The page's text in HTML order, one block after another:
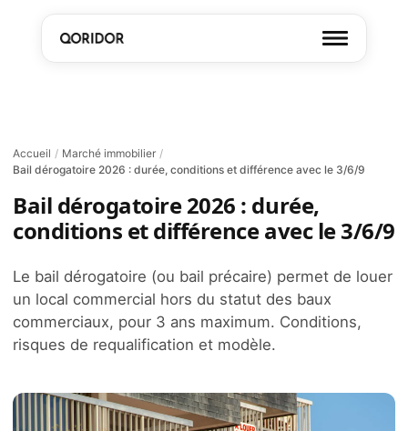
Accueil / Marché immobilier /
Bail dérogatoire 2026 : durée, conditions et différence avec le 3/6/9
Bail dérogatoire 2026 : durée,
conditions et différence avec le 3/6/9
Le bail dérogatoire (ou bail précaire) permet de louer
un local commercial hors du statut des baux
commerciaux, pour 3 ans maximum. Conditions,
risques de requalification et modèle.